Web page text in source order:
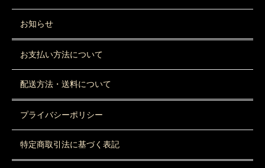
お知らせ
お支払い方法について
配送方法・送料について
プライバシーポリシー
特定商取引法に基づく表記